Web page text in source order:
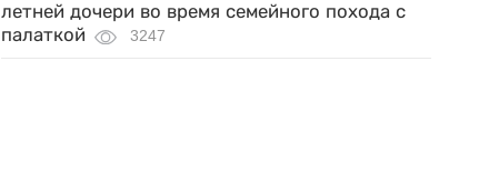
летней дочери во время семейного похода с
палаткой
3247